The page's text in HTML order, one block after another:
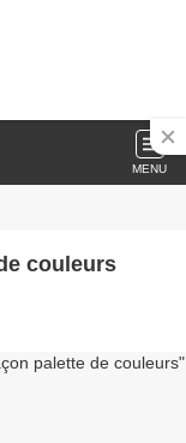
MENU
couleurs